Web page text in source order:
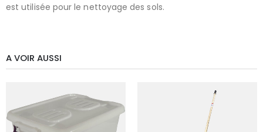
est utilisée pour le nettoyage des sols.
A VOIR AUSSI